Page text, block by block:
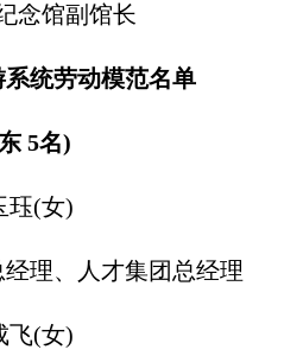
念馆副馆长
统劳动模范名单
5名)
珏(女)
理、人才集团总经理
飞(女)